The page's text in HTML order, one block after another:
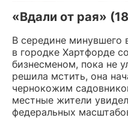
«Вдали от рая»
В середине минувшего
в городке Хартфорде
бизнесменом, пока не
решила мстить, она
чернокожим
местные жители
федеральных